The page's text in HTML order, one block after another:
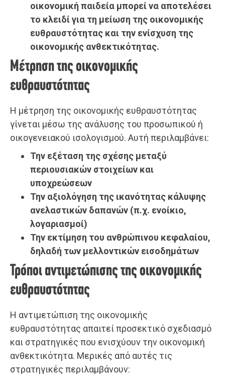
οικονομική παιδεία μπορεί να αποτελέσει
το κλειδί για τη μείωση της οικονομικής
ευθραυστότητας και την ενίσχυση της
οικονομικής ανθεκτικότητας.
Μέτρηση της οικονομικής
ευθραυστότητας
Η μέτρηση της οικονομικής ευθραυστότητας
γίνεται μέσω της ανάλυσης του προσωπικού ή
οικογενειακού ισολογισμού. Αυτή περιλαμβάνει:
Την εξέταση της σχέσης μεταξύ
περιουσιακών στοιχείων και
υποχρεώσεων
Την αξιολόγηση της ικανότητας κάλυψης
ανελαστικών δαπανών (π.χ. ενοίκιο,
λογαριασμοί)
Την εκτίμηση του ανθρώπινου κεφαλαίου,
δηλαδή των μελλοντικών εισοδημάτων
Τρόποι αντιμετώπισης της οικονομικής
ευθραυστότητας
Η αντιμετώπιση της οικονομικής
ευθραυστότητας απαιτεί προσεκτικό σχεδιασμό
και στρατηγικές που ενισχύουν την οικονομική
ανθεκτικότητα. Μερικές από αυτές τις
στρατηγικές περιλαμβάνουν: